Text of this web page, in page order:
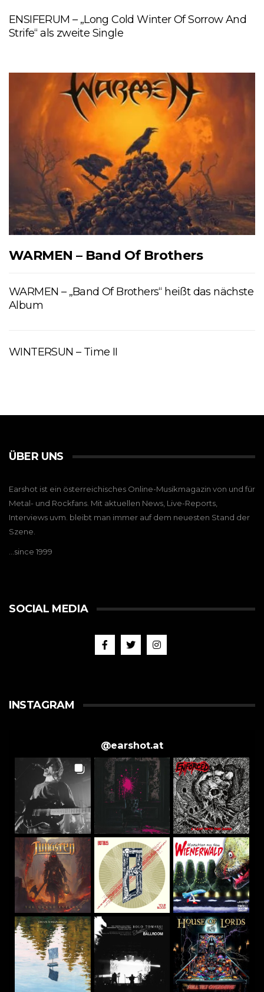
ENSIFERUM – „Long Cold Winter Of Sorrow And
Strife“ als zweite Single
WARMEN – Band Of Brothers
WARMEN – „Band Of Brothers“ heißt das nächste
Album
WINTERSUN – Time II
ÜBER UNS
Earshot ist ein österreichisches Online-Musikmagazin von und für
Metal- und Rockfans. Mit aktuellen News, Live-Reports,
Interviews uvm. bleibt man immer auf dem neuesten Stand der
Szene.
…since 1999
SOCIAL MEDIA
INSTAGRAM
@earshot.at